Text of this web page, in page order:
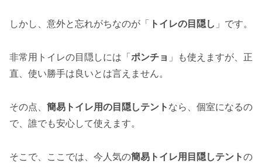
しかし、意外と忘れがちなのが「 トイレの目隠し 」です。
非常用トイレの目隠しには「 ポンチョ 」も使えますが、正
直、使い勝手は良いとは言えません。
その点、 簡易トイレ用の目隠しテント なら、個室になるの
で、誰でも安心して使えます。
そこで、ここでは、今人気の簡易トイレ用目隠しテントの